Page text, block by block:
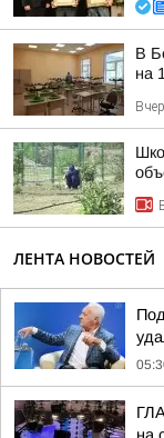
В
на
ЛЕНТА НОВОСТЕЙ